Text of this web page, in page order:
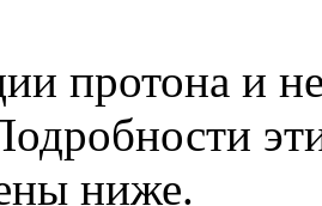
протона и
ниже.